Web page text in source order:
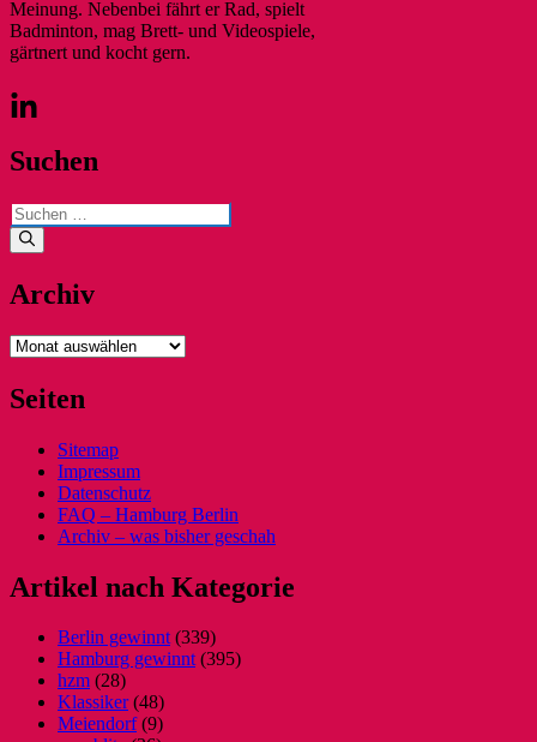
Meinung. Nebenbei fährt er Rad, spielt
Badminton, mag Brett- und Videospiele,
gärtnert und kocht gern.
Suchen
Suchen
nach:
Archiv
Archiv
Seiten
Sitemap
Impressum
Datenschutz
FAQ – Hamburg Berlin
Archiv – was bisher geschah
Artikel nach Kategorie
Berlin gewinnt(339)
Hamburg gewinnt(395)
hzm (28)
Klassiker(48)
Meiendorf(9)